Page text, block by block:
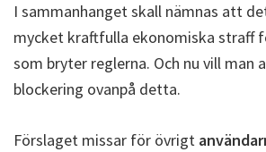
I sammanhanget skall nämnas att
mycket kraftfulla ekonomiska straff
som bryter reglerna. Och nu vill man
blockering ovanpå detta.
Förslaget missar för övrigt